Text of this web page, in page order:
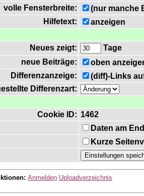
volle Fensterbreite:
(nur manche
Hilfetext:
anzeigen
Neues zeigt:
Tage
neue Beiträge:
oben
Differenzanzeige:
(diff)-Links
Differenzart:
Cookie ID: 1462
Daten am
Kurze
Anmelden Uploadverzeichnis